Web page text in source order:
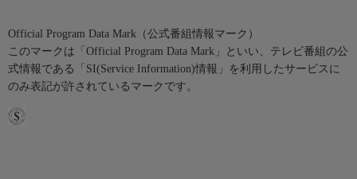
Official Program Data Mark（公式番組情報マーク）
このマークは「Official Program Data Mark」といい、テレビ番組の公
式情報である「SI(Service Information)情報」を利用したサービスに
のみ表記が許されているマークです。